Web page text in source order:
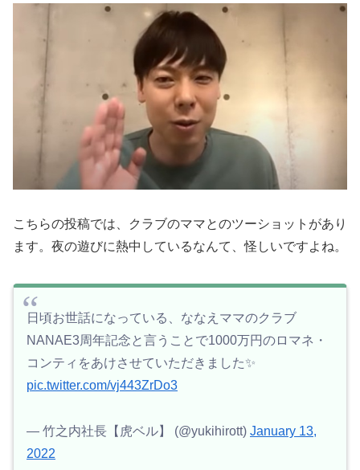
こちらの投稿では、クラブのママとのツーショットがあり
ます。夜の遊びに熱中しているなんて、怪しいですよね。
日頃お世話になっている、ななえママのクラブ
NANAE3周年記念と言うことで1000万円のロマネ・
コンティをあけさせていただきました✨
pic.twitter.com/vj443ZrDo3
— 竹之内社長【虎ベル】 (@yukihirott) January 13,
2022